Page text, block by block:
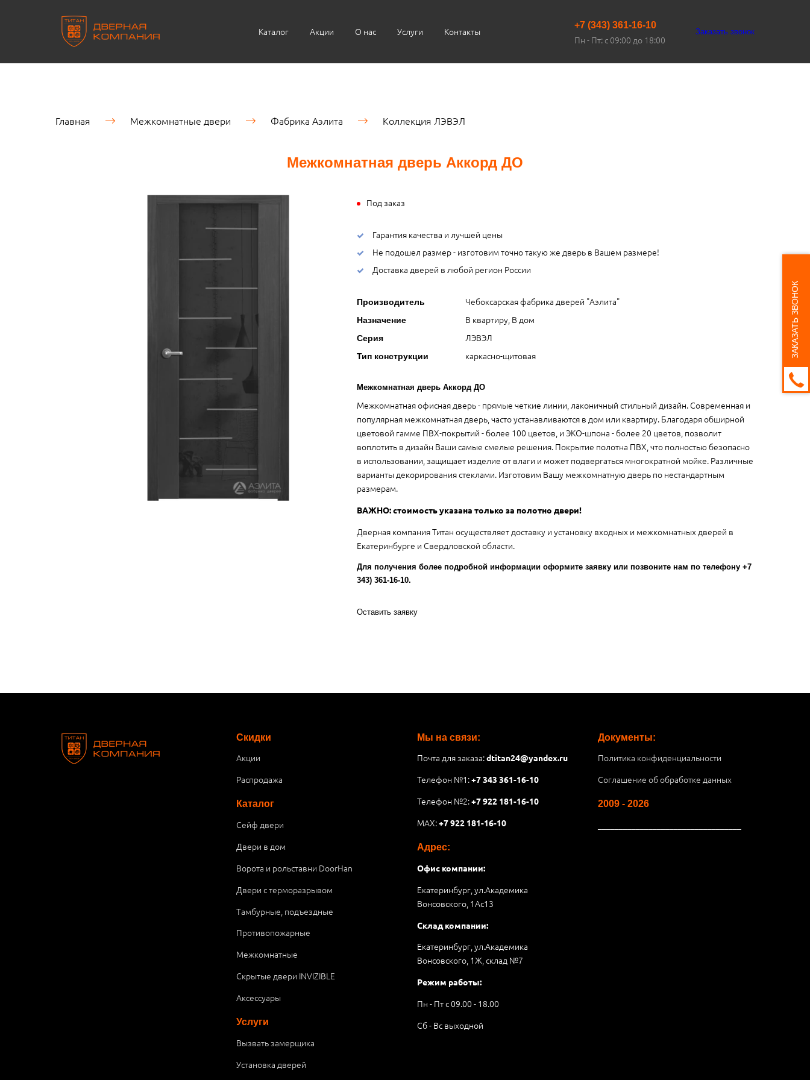
Каталог Акции О нас Услуги Контакты
+7 (343) 361-16-10
Пн - Пт: с 09:00 до 18:00
Заказать звонок
Главная Межкомнатные двери Фабрика Аэлита Коллекция ЛЭВЭЛ
Межкомнатная дверь Аккорд ДО
Под заказ
Гарантия качества и лучшей цены
Не подошел размер - изготовим точно такую же дверь в Вашем размере!
Доставка дверей в любой регион России
Производитель Чебоксарская фабрика дверей "Аэлита"
Назначение В квартиру, В дом
Серия ЛЭВЭЛ
Тип конструкции каркасно-щитовая
Межкомнатная дверь Аккорд ДО
Межкомнатная офисная дверь - прямые четкие линии, лаконичный стильный дизайн. Современная и
популярная межкомнатная дверь, часто устанавливаются в дом или квартиру. Благодаря обширной
цветовой гамме ПВХ-покрытий - более 100 цветов, и ЭКО-шпона - более 20 цветов, позволит
воплотить в дизайн Ваши самые смелые решения. Покрытие полотна ПВХ, что полностью безопасно
в использовании, защищает изделие от влаги и может подвергаться многократной мойке. Различные
варианты декорирования стеклами. Изготовим Вашу межкомнатную дверь по нестандартным
размерам.
ВАЖНО: стоимость указана только за полотно двери!
Дверная компания Титан осуществляет доставку и установку входных и межкомнатных дверей в
Екатеринбурге и Свердловской области.
Для получения более подробной информации оформите заявку или позвоните нам по телефону +7
343) 361-16-10.
Оставить заявку
Скидки
Акции
Распродажа
Каталог
Сейф двери
Двери в дом
Ворота и рольставни DoorHan
Двери с терморазрывом
Тамбурные, подъездные
Противопожарные
Межкомнатные
Скрытые двери INVIZIBLE
Аксессуары
Услуги
Вызвать замерщика
Установка дверей
Мы на связи:
Почта для заказа:dtitan24@yandex.ru
Телефон №1:+7 343 361-16-10
Телефон №2:+7 922 181-16-10
MAX:+7 922 181-16-10
Адрес:
Офис компании:
Екатеринбург, ул.Академика
Вонсовского, 1Аc13
Склад компании:
Екатеринбург, ул.Академика
Вонсовского, 1Ж, склад №7
Режим работы:
Пн - Пт с 09.00 - 18.00
Сб - Вс выходной
Документы:
Политика конфиденциальности
Соглашение об обработке данных
2009 - 2026
ЗАКАЗАТЬ ЗВОНОК